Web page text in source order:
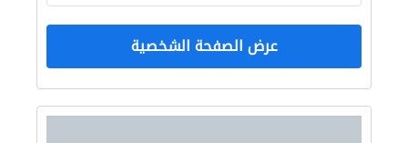
عرض الصفحة الشخصية